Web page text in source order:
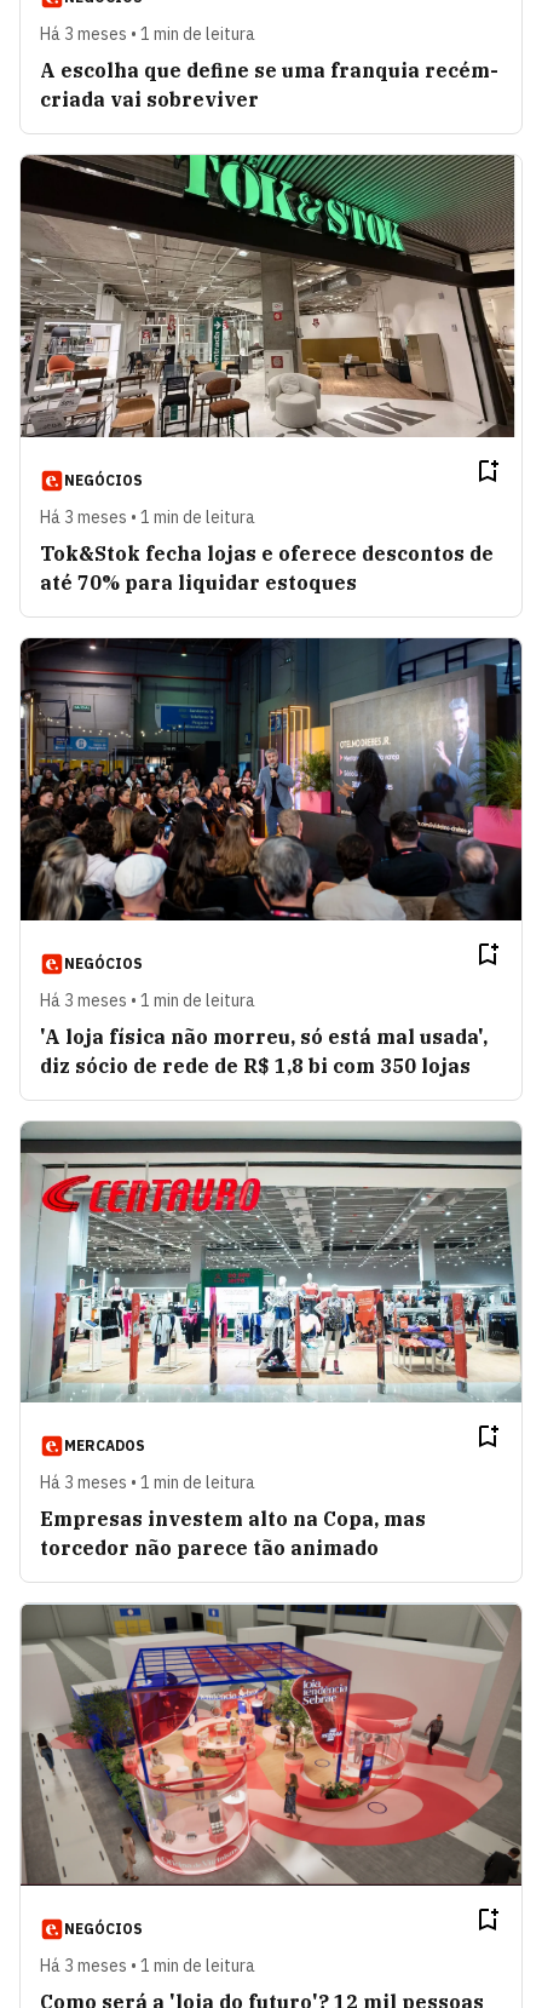
Há 3 meses • 1 min de leitura
A escolha que define se uma franquia recém-
criada vai sobreviver
NEGÓCIOS
Há 3 meses • 1 min de leitura
Tok&Stok fecha lojas e oferece descontos de
até 70% para liquidar estoques
NEGÓCIOS
Há 3 meses • 1 min de leitura
'A loja física não morreu, só está mal usada',
diz sócio de rede de R$ 1,8 bi com 350 lojas
MERCADOS
Há 3 meses • 1 min de leitura
Empresas investem alto na Copa, mas
torcedor não parece tão animado
NEGÓCIOS
Há 3 meses • 1 min de leitura
Como será a 'loja do futuro'? 12 mil pessoas